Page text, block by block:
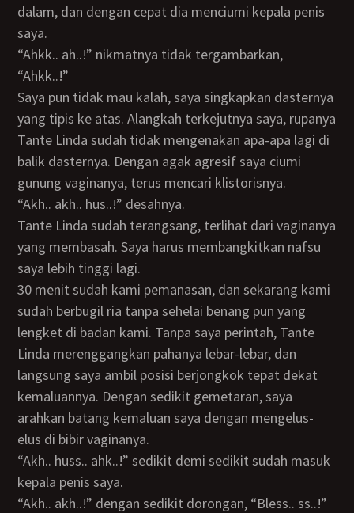
dalam, dan dengan cepat dia menciumi kepala penis
saya.
“Ahkk.. ah..!” nikmatnya tidak tergambarkan,
“Ahkk..!”
Saya pun tidak mau kalah, saya singkapkan dasternya
yang tipis ke atas. Alangkah terkejutnya saya, rupanya
Tante Linda sudah tidak mengenakan apa-apa lagi di
balik dasternya. Dengan agak agresif saya ciumi
gunung vaginanya, terus mencari klistorisnya.
“Akh.. akh.. hus..!” desahnya.
Tante Linda sudah terangsang, terlihat dari vaginanya
yang membasah. Saya harus membangkitkan nafsu
saya lebih tinggi lagi.
30 menit sudah kami pemanasan, dan sekarang kami
sudah berbugil ria tanpa sehelai benang pun yang
lengket di badan kami. Tanpa saya perintah, Tante
Linda merenggangkan pahanya lebar-lebar, dan
langsung saya ambil posisi berjongkok tepat dekat
kemaluannya. Dengan sedikit gemetaran, saya
arahkan batang kemaluan saya dengan mengelus-
elus di bibir vaginanya.
“Akh.. huss.. ahk..!” sedikit demi sedikit sudah masuk
kepala penis saya.
“Akh.. akh..!” dengan sedikit dorongan, “Bless.. ss..!”